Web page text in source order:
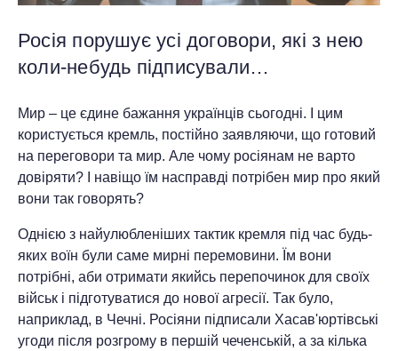
Росія порушує усі договори, які з нею
коли-небудь підписували…
Мир – це єдине бажання українців сьогодні. І цим
користується кремль, постійно заявляючи, що готовий
на переговори та мир. Але чому росіянам не варто
довіряти? І навіщо їм насправді потрібен мир про який
вони так говорять?
Однією з найулюбленіших тактик кремля під час будь-
яких воїн були саме мирні перемовини. Їм вони
потрібні, аби отримати якийсь перепочинок для своїх
військ і підготуватися до нової агресії. Так було,
наприклад, в Чечні. Росіяни підписали Хасав'юртівські
угоди після розгрому в першій чеченській, а за кілька